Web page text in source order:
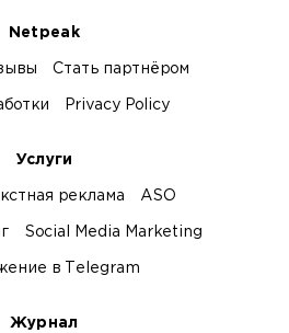
Netpeak
Стать партнёром
Privacy Policy
Услуги
реклама ASO
Social Media Marketing
в Telegram
Журнал